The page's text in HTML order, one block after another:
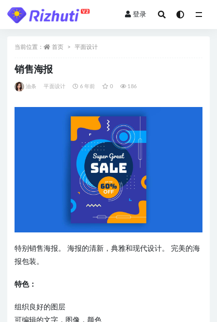
登录
当前位置： 首页 平面设计
销售海报
油条 平面设计 6 年前 0 186
特别销售海报。 海报的清新，典雅和现代设计。 完美的海
报包装。
特色：
组织良好的图层
可编辑的文字，图像，颜色